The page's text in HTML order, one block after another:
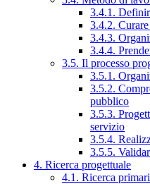
3.4.1.
3.4.2.
3.4.3.
3.4.4.
3.5. Il processo
3.5.1.
3.5.2.
pubblico
3.5.3.
servizio
3.5.4.
3.5.5.
4. Ricerca progettuale
4.1. Ricerca